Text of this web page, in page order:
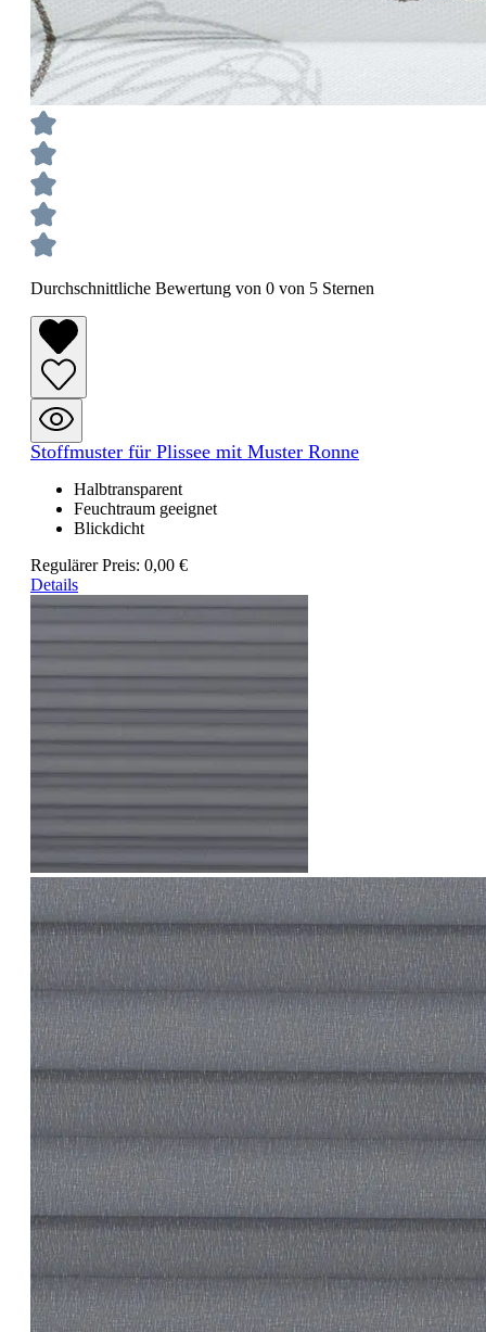
Durchschnittliche Bewertung von 0 von 5 Sternen
Stoffmuster für Plissee mit Muster Ronne
Halbtransparent
Feuchtraum geeignet
Blickdicht
Regulärer Preis: 0,00 €
Details